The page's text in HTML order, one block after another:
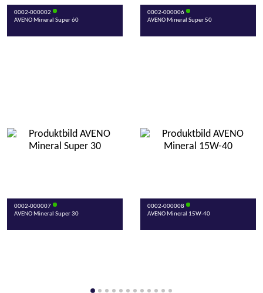
0002-000002
AVENO Mineral Super 60
0002-000006
AVENO Mineral Super 50
0002-000007
AVENO Mineral Super 30
0002-000008
AVENO Mineral 15W-40